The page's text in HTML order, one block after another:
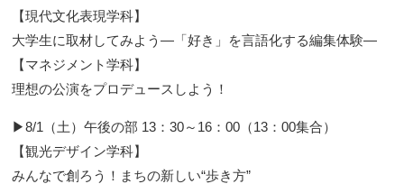
【現代文化表現学科】
大学生に取材してみよう―「好き」を言語化する編集体験―
【マネジメント学科】
理想の公演をプロデュースしよう！
▶8/1（土）午後の部 13：30～16：00（13：00集合）
【観光デザイン学科】
みんなで創ろう！まちの新しい“歩き方”